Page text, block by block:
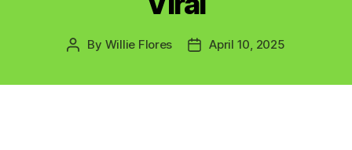
Post
By Willie Flores
PostApril 10, 2025